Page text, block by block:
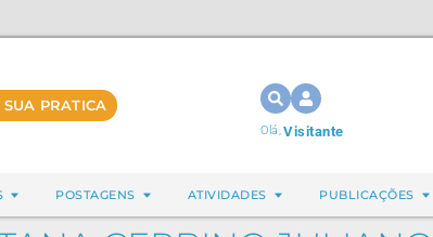
PRATICA
Olá,Visitante
POSTAGENS ATIVIDADES PUBLICAÇÕES